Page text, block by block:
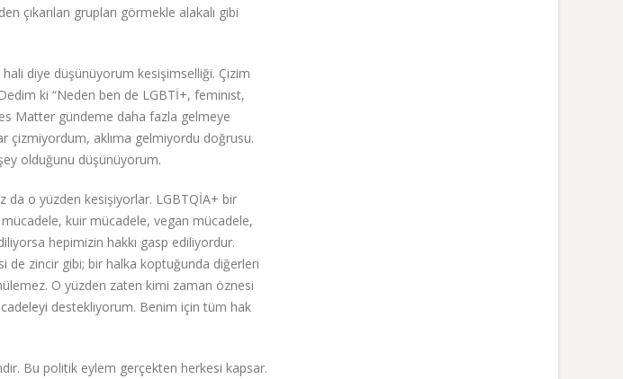
çıkarılan grupları görmekle alakalı gibi
diye düşünüyorum kesişimselliği. Çizim
ki “Neden ben de LGBTİ+, feminist,
Matter gündeme daha fazla gelmeye
çizmiyordum, aklıma gelmiyordu doğrusu.
olduğunu düşünüyorum.
da o yüzden kesişiyorlar. LGBTQİA+ bir
kuir mücadele, vegan mücadele,
hepimizin hakkı gasp ediliyordur.
de zincir gibi; bir halka koptuğunda diğerleri
O yüzden zaten kimi zaman öznesi
destekliyorum. Benim için tüm hak
Bu politik eylem gerçekten herkesi kapsar.